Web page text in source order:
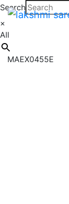
Search
×
All
MAEX0455E